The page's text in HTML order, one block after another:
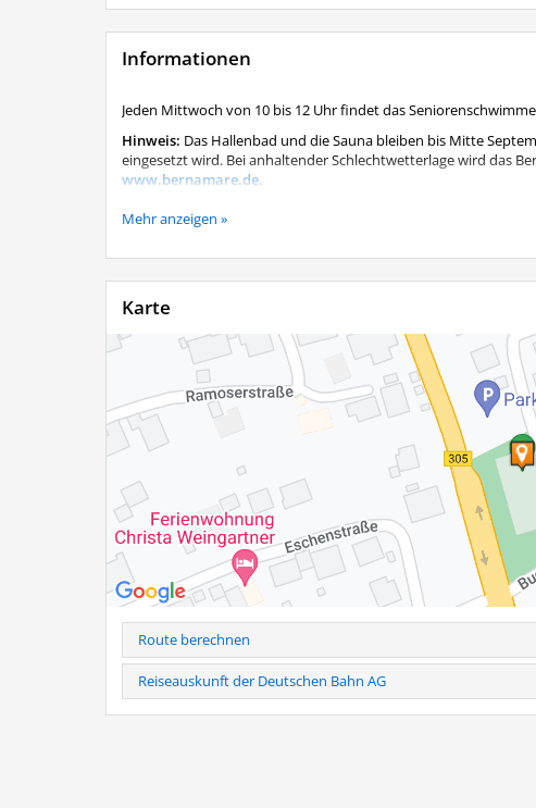
Informationen
Jeden Mittwoch von 10 bis 12 Uhr findet das
Hinweis: Das Hallenbad und die Sauna bleiben bis Mitte
eingesetzt wird. Bei anhaltender Schlechtwetterlage wird das
www.bernamare.de.
Das Seniorenschwimmen findet trotz der Schließung jeden
Mehr anzeigen »
Karte
Route berechnen
Reiseauskunft der Deutschen Bahn AG